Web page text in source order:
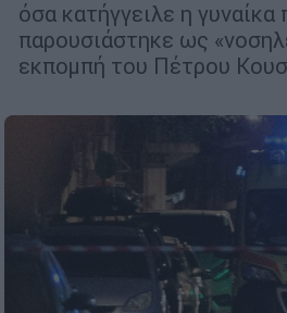
όσα κατήγγειλε η γυναίκα
παρουσιάστηκε ως
εκπομπή του Πέτρου